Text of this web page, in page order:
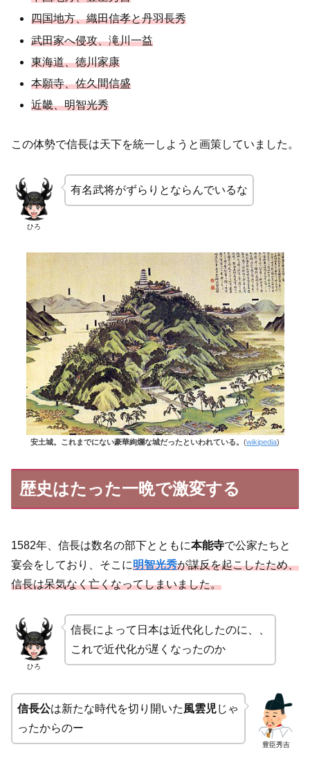
四国地方、織田信孝と丹羽長秀
武田家へ侵攻、滝川一益
東海道、徳川家康
本願寺、佐久間信盛
近畿、明智光秀
この体勢で信長は天下を統一しようと画策していました。
ひろ
有名武将がずらりとならんでいるな
安土城。これまでにない豪華絢爛な城だったといわれている。 (wikipedia)
歴史はたった一晩で激変する
1582年、信長は数名の部下とともに本能寺で公家たちと
宴会をしており、そこに明智光秀が謀反を起こしたため、
信長は呆気なく亡くなってしまいました。
ひろ
信長によって日本は近代化したのに、、
これで近代化が遅くなったのか
豊臣秀吉
信長公は新たな時代を切り開いた風雲児じゃ
ったからのー